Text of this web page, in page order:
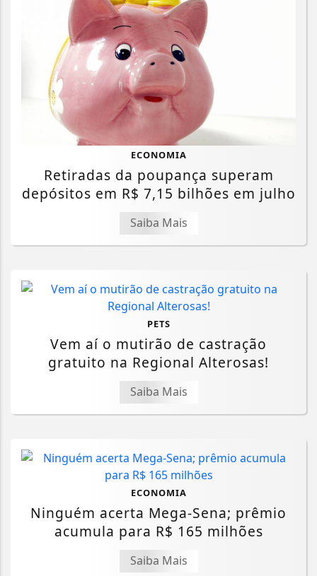
ECONOMIA
Retiradas da poupança superam
depósitos em R$ 7,15 bilhões em julho
Saiba Mais
PETS
Vem aí o mutirão de castração
gratuito na Regional Alterosas!
Saiba Mais
ECONOMIA
Ninguém acerta Mega-Sena; prêmio
acumula para R$ 165 milhões
Saiba Mais